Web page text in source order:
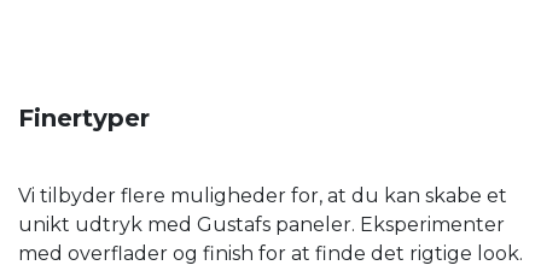
Finertyper
Vi tilbyder flere muligheder for, at du kan skabe et
unikt udtryk med Gustafs paneler. Eksperimenter
med overflader og finish for at finde det rigtige look.